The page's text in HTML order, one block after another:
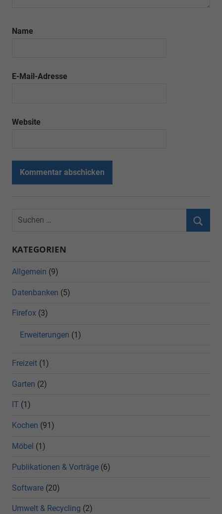
Name
E-Mail-Adresse
Website
KATEGORIEN
Allgemein (9)
Datenbanken (5)
Firefox (3)
Erweiterungen (1)
Freizeit (1)
Garten (2)
IT (1)
Kochen (91)
Möbel (1)
Publikationen & Vorträge (6)
Software (20)
Umwelt & Recycling (2)